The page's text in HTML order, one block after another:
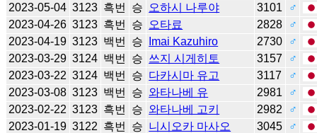
2023-05-04 3123 흑번 승 오하시 나루야 3101
♂
2023-04-26 3123 흑번 승 오타료 2828
♂
2023-04-19 3123 백번 승 Imai Kazuhiro 2730
♂
2023-03-29 3124 백번 승 쓰지 시게히토 3157
♂
2023-03-22 3124 백번 승 다카시마 유고 3117
♂
2023-03-08 3123 백번 승 와타나베 유 2981
♂
2023-02-22 3123 흑번 승 와타나베 고키 2982
♂
2023-01-19 3122 흑번 승 니시오카 마사오 3045
♂